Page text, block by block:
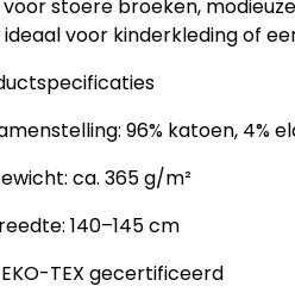
stoere broeken,
ideaal voor kinderkleding of
96% katoen, 4%
ca. 365 g/m²
140–145 cm
TEX gecertificeerd